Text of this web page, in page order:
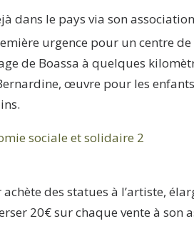
dans le pays via son
urgence pour un centre
de Boassa à quelques
œuvre pour les
des statues à l’artiste,
20€ sur chaque vente à son